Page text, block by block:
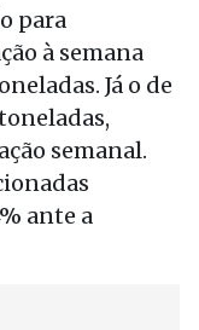
para
à semana
Já o de
semanal.
ante a